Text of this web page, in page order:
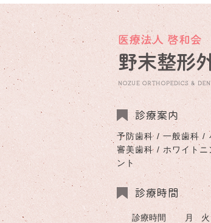
診療案内
予防歯科 / 一般歯科 /
審美歯科 / ホワイト
ント
診療時間
診療時間 月 火